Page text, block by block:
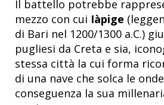
Il battello potrebbe
mezzo con cui Iàpige
di Bari nel 1200/1300 a.C.)
pugliesi da Creta e sia,
stessa città la cui forma
di una nave che solca le
conseguenza la sua